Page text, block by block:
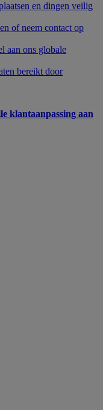
en dingen veilig
of neem contact op
aan ons globale
bereikt door
klantaanpassing aan